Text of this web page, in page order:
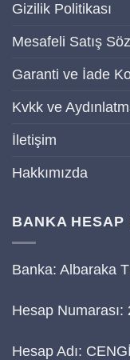
Gizilik Politikası
Mesafeli Satış
Garanti ve İade
Kvkk ve
İletişim
Hakkımızda
BANKA HESAP
Banka: Albaraka
Hesap Numarası:
Hesap Adı: